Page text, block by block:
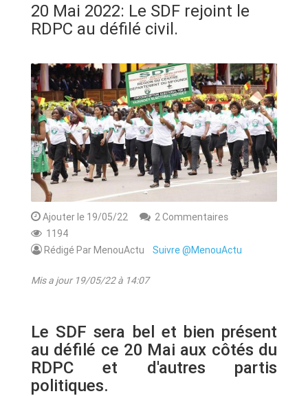
ALERTE
ART & CULTURE & TRADITION
ASSAINISSEMENT
BREAKING-NEWS
CAMEROUN
20 Mai 2022: Le SDF rejoint le
RDPC au défilé civil.
Ajouter le 19/05/22
2 Commentaires
1194
Rédigé Par MenouActu Suivre @MenouActu
Mis a jour 19/05/22 à 14:07
Le SDF sera bel et bien présent
au défilé ce 20 Mai aux côtés du
RDPC et d'autres partis
politiques.